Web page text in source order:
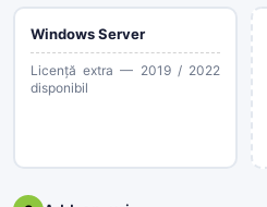
Windows Server
Licență extra — 2019 / 2022
disponibil